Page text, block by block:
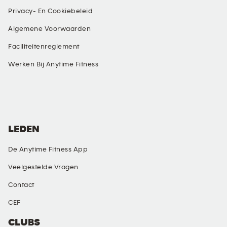
Privacy- En Cookiebeleid
Algemene Voorwaarden
Faciliteitenreglement
Werken Bij Anytime Fitness
CLUBS
LEDEN
De Anytime Fitness App
Veelgestelde Vragen
Contact
CEF